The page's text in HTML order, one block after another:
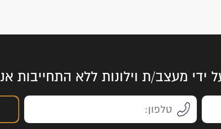
ידי מעצב/ת וילונות ללא התחייבות